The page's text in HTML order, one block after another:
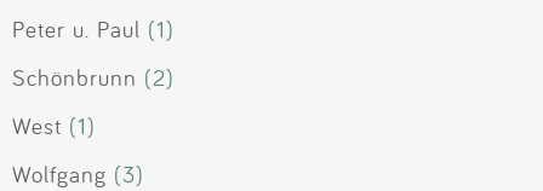
Peter u. Paul (1)
Schönbrunn (2)
West (1)
Wolfgang (3)